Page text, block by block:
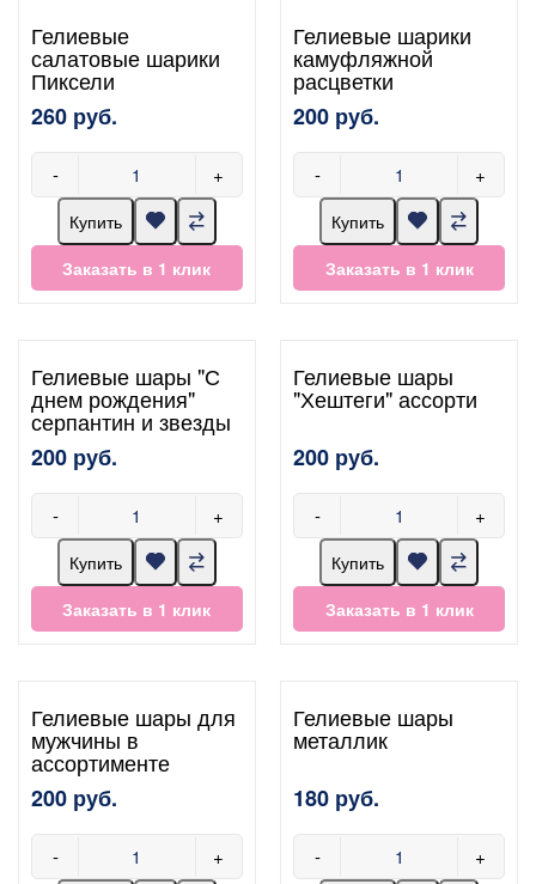
Гелиевые
салатовые шарики
Пиксели
260 руб.
- +
Купить
Заказать в 1 клик
Гелиевые шарики
камуфляжной
расцветки
200 руб.
- +
Купить
Заказать в 1 клик
Гелиевые шары "С
днем рождения"
серпантин и звезды
200 руб.
- +
Купить
Заказать в 1 клик
Гелиевые шары
"Хештеги" ассорти
200 руб.
- +
Купить
Заказать в 1 клик
Гелиевые шары для
мужчины в
ассортименте
200 руб.
- +
Гелиевые шары
металлик
180 руб.
- +